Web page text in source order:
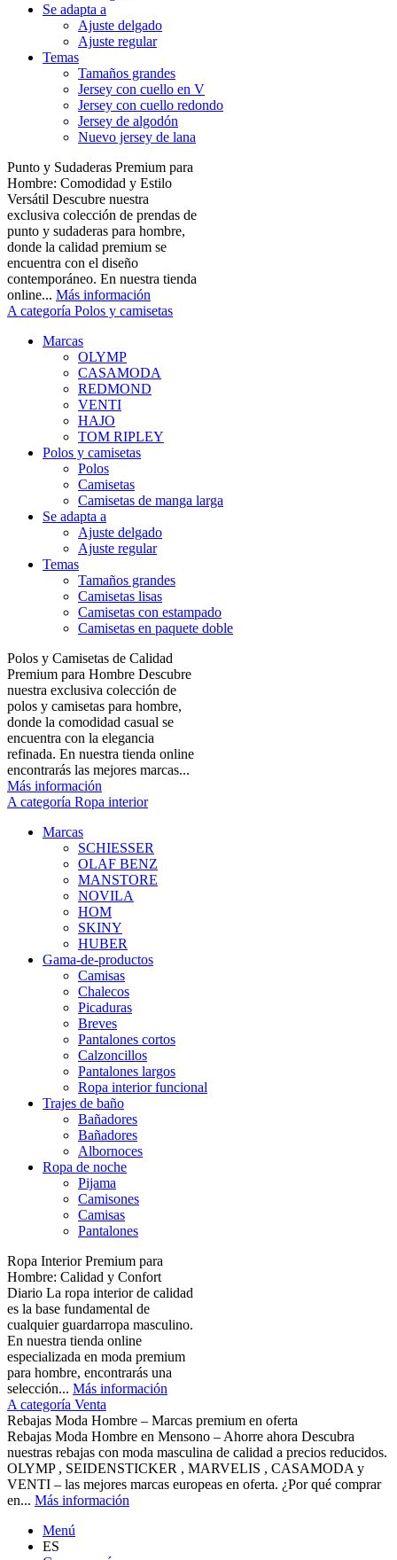
Se adapta a
Ajuste delgado
Ajuste regular
Temas
Tamaños grandes
Jersey con cuello en V
Jersey con cuello redondo
Jersey de algodón
Nuevo jersey de lana
Punto y Sudaderas Premium para
Hombre: Comodidad y Estilo
Versátil Descubre nuestra
exclusiva colección de prendas de
punto y sudaderas para hombre,
donde la calidad premium se
encuentra con el diseño
contemporáneo. En nuestra tienda
online... Más información
A categoría Polos y camisetas
Marcas
OLYMP
CASAMODA
REDMOND
VENTI
HAJO
TOM RIPLEY
Polos y camisetas
Polos
Camisetas
Camisetas de manga larga
Se adapta a
Ajuste delgado
Ajuste regular
Temas
Tamaños grandes
Camisetas lisas
Camisetas con estampado
Camisetas en paquete doble
Polos y Camisetas de Calidad
Premium para Hombre Descubre
nuestra exclusiva colección de
polos y camisetas para hombre,
donde la comodidad casual se
encuentra con la elegancia
refinada. En nuestra tienda online
encontrarás las mejores marcas...
Más información
A categoría Ropa interior
Marcas
SCHIESSER
OLAF BENZ
MANSTORE
NOVILA
HOM
SKINY
HUBER
Gama-de-productos
Camisas
Chalecos
Picaduras
Breves
Pantalones cortos
Calzoncillos
Pantalones largos
Ropa interior funcional
Trajes de baño
Bañadores
Bañadores
Albornoces
Ropa de noche
Pijama
Camisones
Camisas
Pantalones
Ropa Interior Premium para
Hombre: Calidad y Confort
Diario La ropa interior de calidad
es la base fundamental de
cualquier guardarropa masculino.
En nuestra tienda online
especializada en moda premium
para hombre, encontrarás una
selección... Más información
A categoría Venta
Rebajas Moda Hombre – Marcas premium en oferta
Rebajas Moda Hombre en Mensono – Ahorre ahora Descubra
nuestras rebajas con moda masculina de calidad a precios reducidos.
OLYMP , SEIDENSTICKER , MARVELIS , CASAMODA y
VENTI – las mejores marcas europeas en oferta. ¿Por qué comprar
en... Más información
Menú
ES